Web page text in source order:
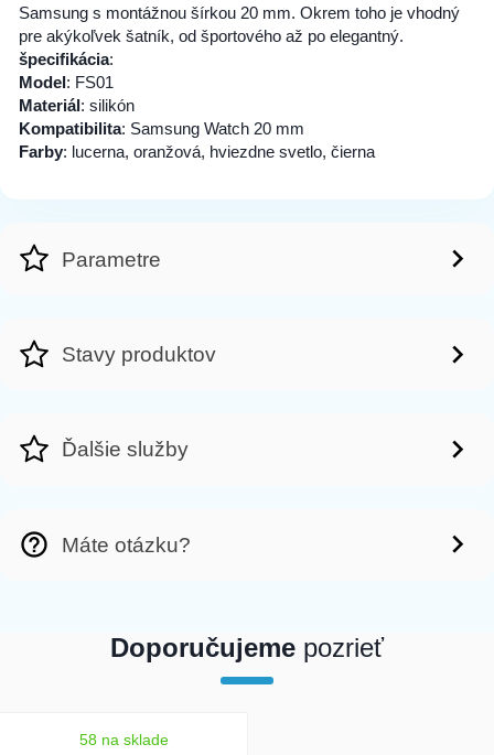
Samsung s montážnou šírkou 20 mm. Okrem toho je vhodný
pre akýkoľvek šatník, od športového až po elegantný.
špecifikácia:
Model: FS01
Materiál: silikón
Kompatibilita: Samsung Watch 20 mm
Farby: lucerna, oranžová, hviezdne svetlo, čierna
Parametre
Stavy produktov
Ďalšie služby
Máte otázku?
Doporučujeme pozrieť
58 na sklade